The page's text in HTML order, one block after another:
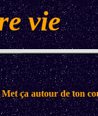
vie
ça autour de ton